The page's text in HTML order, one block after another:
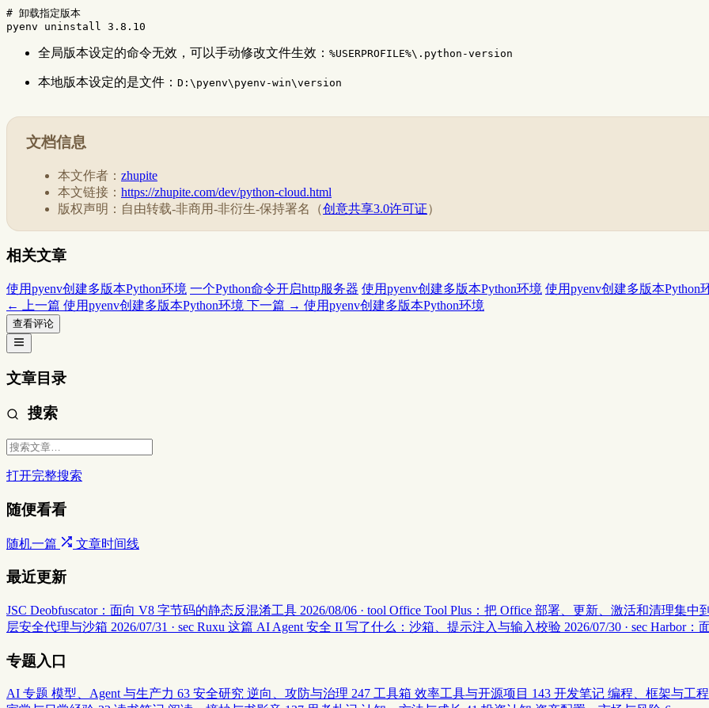
# 卸载指定版本
全局版本设定的命令无效，可以手动修改文件生效： %USERPROFILE%\.python-version
本地版本设定的是文件： D:\pyenv\pyenv-win\version
文档信息
本文作者： zhupite
本文链接： https://zhupite.com/dev/python-cloud.html
版权声明：自由转载-非商用-非衍生-保持署名（创意共享3.0许可证）
相关文章
使用pyenv创建多版本Python环境 一个Python命令开启http服务器 使用pyenv创建多版本Python环境 使用pyenv创建多版本Python
← 上一篇 使用pyenv创建多版本Python环境 下一篇 → 使用pyenv创建多版本Python环境
查看评论
文章目录
搜索
打开完整搜索
随便看看
随机一篇 文章时间线
最近更新
JSC Deobfuscator：面向 V8 字节码的静态反混淆工具 2026/08/06 · tool Office Tool Plus：把 Office 部署、更新、激活和清理集中
层安全代理与沙箱 2026/07/31 · sec Ruxu 这篇 AI Agent 安全 II 写了什么：沙箱、提示注入与输入校验 2026/07/30 · sec Harbor：
专题入口
AI 专题 模型、Agent 与生产力 63 安全研究 逆向、攻防与治理 247 工具箱 效率工具与开源项目 143 开发笔记 编程、框架与工